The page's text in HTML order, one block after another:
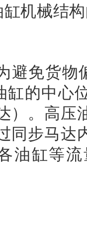
缸机械结
避免货
的中心
）。高压
同步马达
油缸等